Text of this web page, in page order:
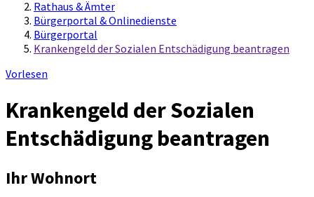
Rathaus & Ämter
Bürgerportal & Onlinedienste
Bürgerportal
Krankengeld der Sozialen Entschädigung beantragen
Vorlesen
Krankengeld der Sozialen
Entschädigung beantragen
Ihr Wohnort